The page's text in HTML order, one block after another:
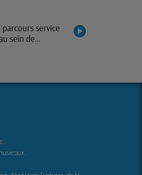
parcours service
sein de